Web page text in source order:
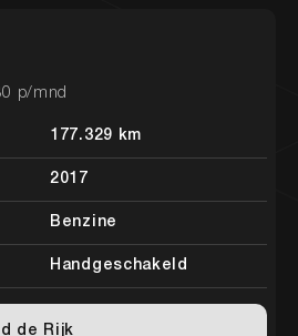
p/mnd
177.329 km
2017
Benzine
Handgeschakeld
de Rijk